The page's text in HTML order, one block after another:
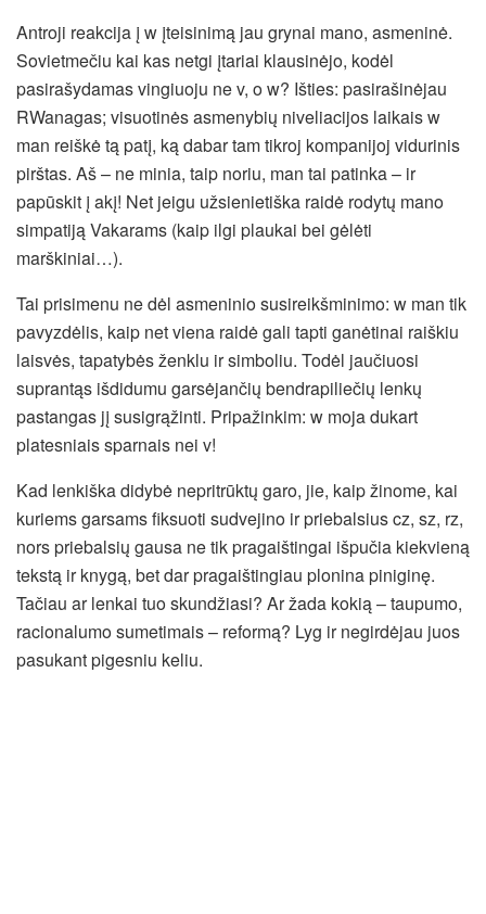
Antroji reakcija į w įteisinimą jau grynai mano, asmeninė.
Sovietmečiu kai kas netgi įtariai klausinėjo, kodėl
pasirašydamas vingiuoju ne v, o w? Išties: pasirašinėjau
RWanagas; visuotinės asmenybių niveliacijos laikais w
man reiškė tą patį, ką dabar tam tikroj kompanijoj vidurinis
pirštas. Aš – ne minia, taip noriu, man tai patinka – ir
papūskit į akį! Net jeigu užsienietiška raidė rodytų mano
simpatiją Vakarams (kaip ilgi plaukai bei gėlėti
marškiniai…).
Tai prisimenu ne dėl asmeninio susireikšminimo: w man tik
pavyzdėlis, kaip net viena raidė gali tapti ganėtinai raiškiu
laisvės, tapatybės ženklu ir simboliu. Todėl jaučiuosi
suprantąs išdidumu garsėjančių bendrapiliečių lenkų
pastangas jį susigrąžinti. Pripažinkim: w moja dukart
platesniais sparnais nei v!
Kad lenkiška didybė nepritrūktų garo, jie, kaip žinome, kai
kuriems garsams fiksuoti sudvejino ir priebalsius cz, sz, rz,
nors priebalsių gausa ne tik pragaištingai išpučia kiekvieną
tekstą ir knygą, bet dar pragaištingiau plonina piniginę.
Tačiau ar lenkai tuo skundžiasi? Ar žada kokią – taupumo,
racionalumo sumetimais – reformą? Lyg ir negirdėjau juos
pasukant pigesniu keliu.